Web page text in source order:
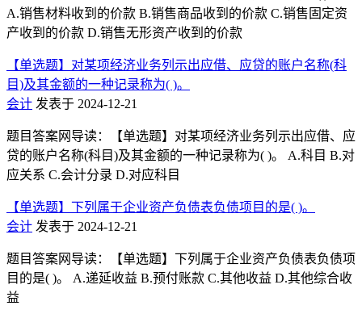
A.销售材料收到的价款 B.销售商品收到的价款 C.销售固定资
产收到的价款 D.销售无形资产收到的价款
【单选题】对某项经济业务列示出应借、应贷的账户名称(科
目)及其金额的一种记录称为( )。
会计 发表于 2024-12-21
题目答案网导读：【单选题】对某项经济业务列示出应借、应
贷的账户名称(科目)及其金额的一种记录称为( )。 A.科目 B.对
应关系 C.会计分录 D.对应科目
【单选题】下列属于企业资产负债表负债项目的是( )。
会计 发表于 2024-12-21
题目答案网导读：【单选题】下列属于企业资产负债表负债项
目的是( )。 A.递延收益 B.预付账款 C.其他收益 D.其他综合收
益